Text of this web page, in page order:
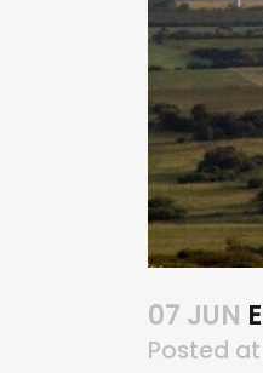
07 JUN
Posted at